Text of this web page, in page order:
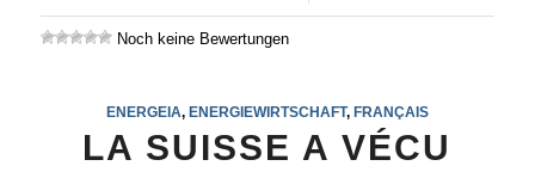
Noch keine Bewertungen
ENERGEIA, ENERGIEWIRTSCHAFT, FRANÇAIS
LA SUISSE A VÉCU